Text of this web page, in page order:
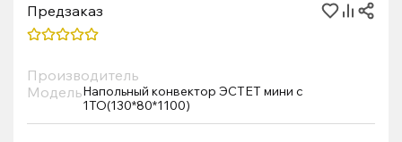
Предзаказ
Производитель
МодельНапольный конвектор ЭСТЕТ мини с
1ТО(130*80*1100)